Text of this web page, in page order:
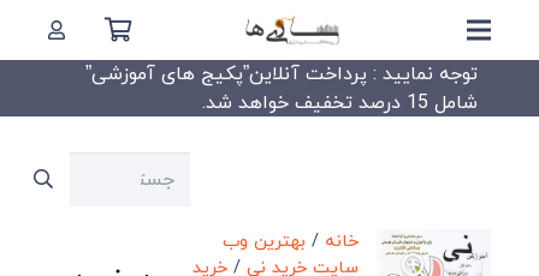
توجه نمایید : پرداخت آنلاین”پکیج های آموزشی”
شامل 15 درصد تخفیف خواهد شد.
خانه / بهترین وب
سایت خرید نی /خرید
جستجو